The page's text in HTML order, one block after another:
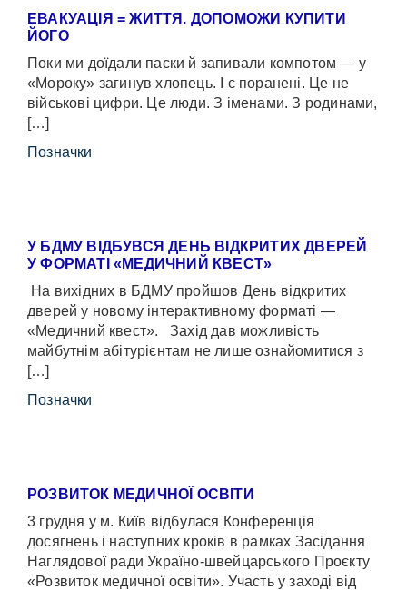
ЕВАКУАЦІЯ = ЖИТТЯ. ДОПОМОЖИ КУПИТИ
ЙОГО
Поки ми доїдали паски й запивали компотом — у
«Мороку» загинув хлопець. І є поранені. Це не
військові цифри. Це люди. З іменами. З родинами,
[…]
Позначки
У БДМУ ВІДБУВСЯ ДЕНЬ ВІДКРИТИХ ДВЕРЕЙ
У ФОРМАТІ «МЕДИЧНИЙ КВЕСТ»
На вихідних в БДМУ пройшов День відкритих
дверей у новому інтерактивному форматі —
«Медичний квест». Захід дав можливість
майбутнім абітурієнтам не лише ознайомитися з
[…]
Позначки
РОЗВИТОК МЕДИЧНОЇ ОСВІТИ
3 грудня у м. Київ відбулася Конференція
досягнень і наступних кроків в рамках Засідання
Наглядової ради Україно-швейцарського Проєкту
«Розвиток медичної освіти». Участь у заході від